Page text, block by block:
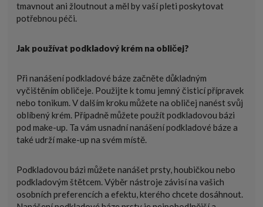
tmavnout ani žloutnout a měl by vaší pleti poskytovat
potřebnou péči.
Jak používat podkladový krém na obličej?
Při nanášení podkladové báze začněte důkladným
vyčištěním obličeje. Použijte k tomu jemný čisticí přípravek
nebo tonikum. V dalším kroku můžete na obličej nanést svůj
oblíbený krém. Případně můžete použít podkladovou bázi
pod make-up. Ta vám usnadní nanášení podkladové báze a
také udrží make-up na svém místě.
Podkladovou bázi můžete nanášet prsty, houbičkou nebo
podkladovým štětcem. Výběr nástroje závisí na vašich
osobních preferencích a efektu, kterého chcete dosáhnout.